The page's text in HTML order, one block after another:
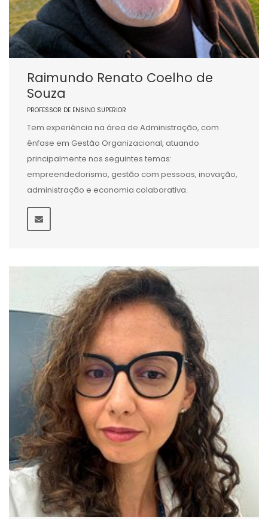
Raimundo Renato Coelho de
Souza
PROFESSOR DE ENSINO SUPERIOR
Tem experiência na área de Administração, com
ênfase em Gestão Organizacional, atuando
principalmente nos seguintes temas:
empreendedorismo, gestão com pessoas, inovação,
administração e economia colaborativa.